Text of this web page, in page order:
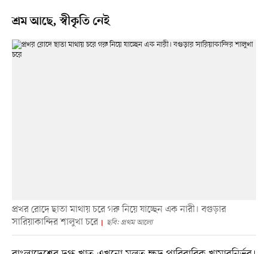
শ্রম আছে, স্বীকৃতি নেই
প্রখর রোদে ছাতা মাথায় চরে গরু নিয়ে যাচ্ছেন এক নারী। বগুড়ার
সারিয়াকান্দির শালুখা চরে
ছবি: প্রথম আলো